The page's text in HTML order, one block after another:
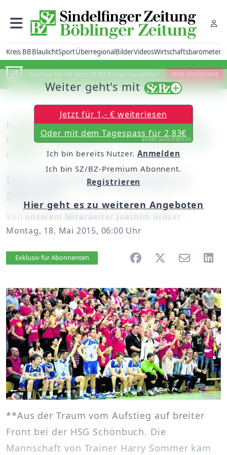
Kreis BBBlaulichtSportÜberregionalBilderVideosWirtschaftsbarometer
Machen Sie mit beim SZ/BZ-Bürgerbarometer! Jetzt abstimmen
Handball – Relegation zur Württemberg-
Liga: HSG Schönbuch – SV Vaihingen 29:29
(13:15)
Der Traum vom Aufstieg ist
Von unserem Mitarbeiter Joachim Gröser
Montag, 18. Mai 2015, 06:00 Uhr
Artikel vorlesen
Exklusiv für Abonnenten
**Aus der Traum vom Aufstieg auf breiter
Front bei der HSG Schönbuch. Die
Mannschaft von Trainer Harry Sommer kam
Weiter geht's mit
Jetzt für 1,- € weiterlesen
Oder mit dem Tagespass für 2,83€
endet automatisch
Ich bin bereits Nutzer. Anmelden
Ich bin SZ/BZ-Premium Abonnent.
Registrieren
Hier geht es zu weiteren Angeboten